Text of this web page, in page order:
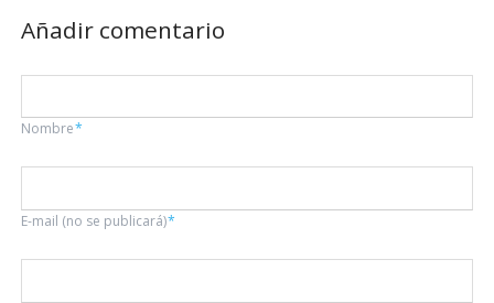
Añadir comentario
Campo
Nombre*
Campo
E-mail (no se publicará)*